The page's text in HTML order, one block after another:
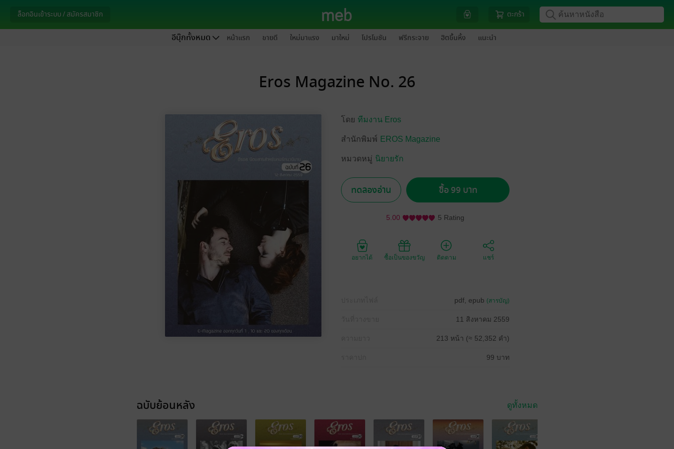
ล็อกอินเข้าระบบ / สมัครสมาชิก ตะกร้า
อีบุ๊กทั้งหมด หน้าแรก ขายดี ใหม่มาแรง มาใหม่ โปรโมชัน ฟรีกระจาย ฮิตขึ้นหิ้ง แนะนำ
Eros Magazine No. 26
โดย ทีมงาน Eros
สำนักพิมพ์ EROS Magazine
หมวดหมู่ นิยายรัก
ทดลองอ่าน ซื้อ 99 บาท
5.00 5 Rating
อยากได้ ซื้อเป็นของขวัญ ติดตาม แชร์
pdf, epub (สารบัญ)
11 สิงหาคม 2559
213 หน้า (≈ 52,352 คำ)
99 บาท
ฉบับย้อนหลัง ดูทั้งหมด